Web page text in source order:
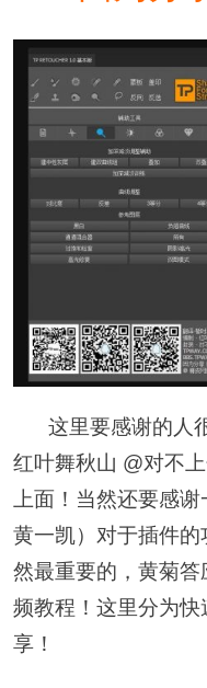
这里要感谢的人
红叶舞秋山 @对不
上面！当然还要感
黄一凯）对于插件
然最重要的，黄菊
频教程！这里分为
享！